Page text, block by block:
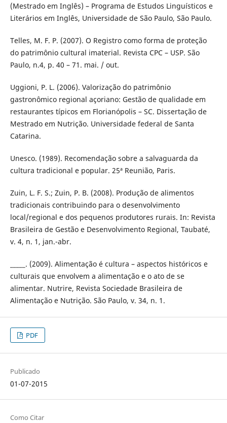
(Mestrado em Inglês) – Programa de Estudos Linguísticos e
Literários em Inglês, Universidade de São Paulo, São Paulo.
Telles, M. F. P. (2007). O Registro como forma de proteção
do patrimônio cultural imaterial. Revista CPC – USP. São
Paulo, n.4, p. 40 – 71. mai. / out.
Uggioni, P. L. (2006). Valorização do patrimônio
gastronômico regional açoriano: Gestão de qualidade em
restaurantes típicos em Florianópolis – SC. Dissertação de
Mestrado em Nutrição. Universidade federal de Santa
Catarina.
Unesco. (1989). Recomendação sobre a salvaguarda da
cultura tradicional e popular. 25ª Reunião, Paris.
Zuin, L. F. S.; Zuin, P. B. (2008). Produção de alimentos
tradicionais contribuindo para o desenvolvimento
local/regional e dos pequenos produtores rurais. In: Revista
Brasileira de Gestão e Desenvolvimento Regional, Taubaté,
v. 4, n. 1, jan.-abr.
_____. (2009). Alimentação é cultura – aspectos históricos e
culturais que envolvem a alimentação e o ato de se
alimentar. Nutrire, Revista Sociedade Brasileira de
Alimentação e Nutrição. São Paulo, v. 34, n. 1.
PDF
Publicado
01-07-2015
Como Citar